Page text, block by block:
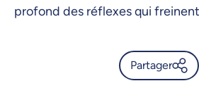
profond des réflexes qui
Partager